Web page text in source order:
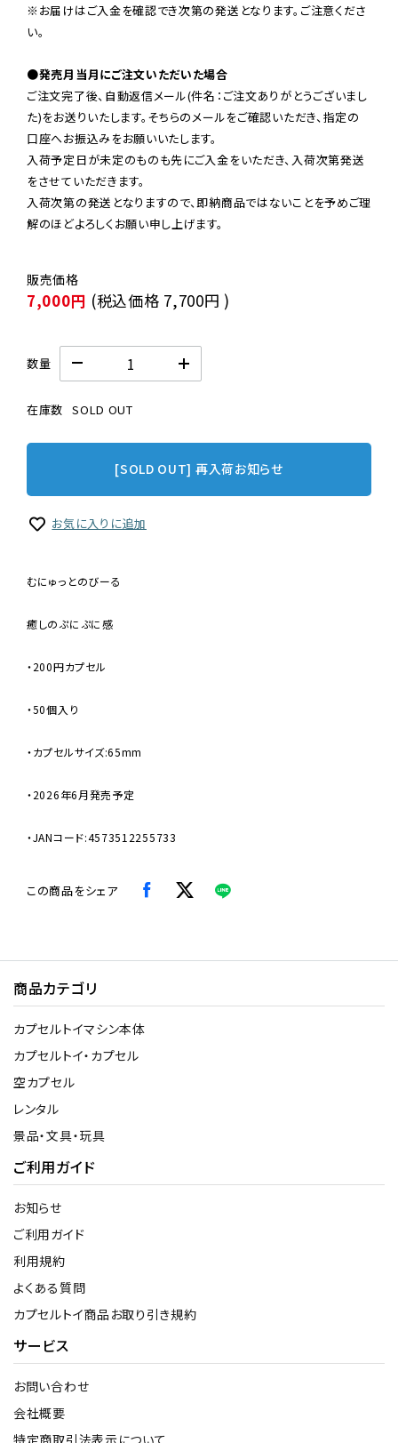
※お届けはご入金を確認でき次第の発送となります。ご注意くださ
い。
●発売月当月にご注文いただいた場合
ご注文完了後、自動返信メール(件名：ご注文ありがとうございまし
た)をお送りいたします。そちらのメールをご確認いただき、指定の
口座へお振込みをお願いいたします。
入荷予定日が未定のものも先にご入金をいただき、入荷次第発送
をさせていただきます。
入荷次第の発送となりますので、即納商品ではないことを予めご理
解のほどよろしくお願い申し上げます。
7,000円 (税込価格 7,700円 )
数量
在庫数 SOLD OUT
[SOLD OUT] 再入荷お知らせ
お気に入りに追加
むにゅっとのびーる
癒しのぷにぷに感
・200円カプセル
・50個入り
・カプセルサイズ:65mm
・2026年6月発売予定
・JANコード:4573512255733
この商品をシェア
商品カテゴリ
カプセルトイマシン本体
カプセルトイ・カプセル
空カプセル
レンタル
景品・文具・玩具
ご利用ガイド
お知らせ
ご利用ガイド
利用規約
よくある質問
カプセルトイ商品お取り引き規約
サービス
お問い合わせ
会社概要